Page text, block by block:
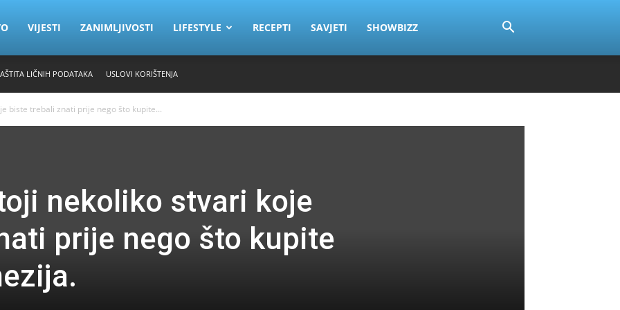
VIJESTI ZANIMLJIVOSTI LIFESTYLE RECEPTI SAVJETI SHOWBIZZ
LIČNIH PODATAKA USLOVI KORIŠTENJA
biste trebali znati prije nego što kupite...
nekoliko stvari koje
prije nego što kupite